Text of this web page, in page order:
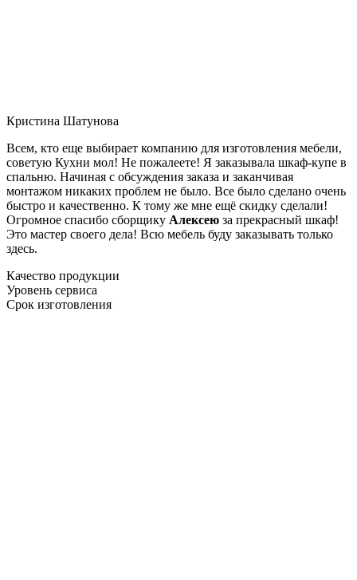
Кристина Шатунова
Всем, кто еще выбирает компанию для изготовления мебели,
советую Кухни мол! Не пожалеете! Я заказывала шкаф-купе в
спальню. Начиная с обсуждения заказа и заканчивая
монтажом никаких проблем не было. Все было сделано очень
быстро и качественно. К тому же мне ещё скидку сделали!
Огромное спасибо сборщику Алексею за прекрасный шкаф!
Это мастер своего дела! Всю мебель буду заказывать только
здесь.
Качество продукции
Уровень сервиса
Срок изготовления